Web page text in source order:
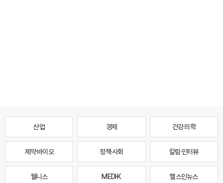
산업 경제 건강·의학
제약·바이오 정책·사회 칼럼·인터뷰
웰니스 MEDI·K 헬스인뉴스